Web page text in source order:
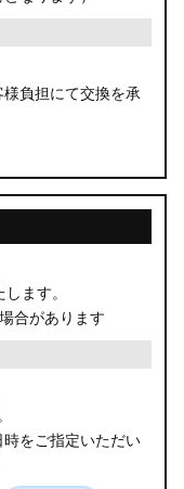
負担にて交換を承
ます。
合があります
時をご指定いただい